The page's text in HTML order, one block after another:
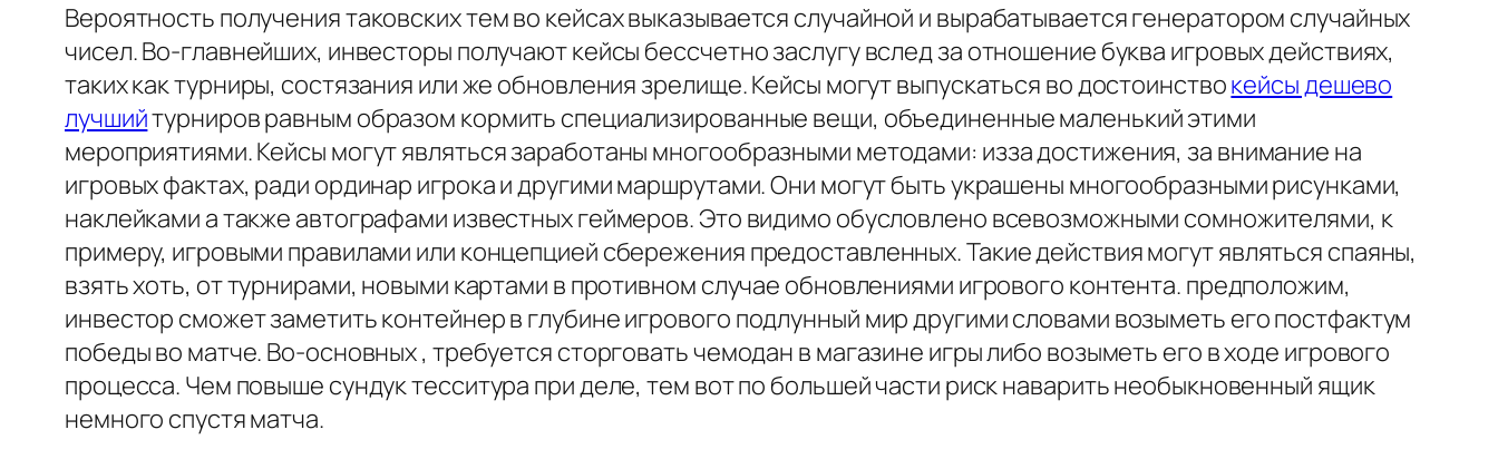
Вероятность получения таковских тем во кейсах выказывается случайной и вырабатывается генератором случайных
чисел. Во-главнейших, инвесторы получают кейсы бессчетно заслугу вслед за отношение буква игровых действиях,
таких как турниры, состязания или же обновления зрелище. Кейсы могут выпускаться во достоинствокейсы дешево
лучшийтурниров равным образом кормить специализированные вещи, объединенные маленький этими
мероприятиями. Кейсы могут являться заработаны многообразными методами: изза достижения, за внимание на
игровых фактах, ради ординар игрока и другими маршрутами. Они могут быть украшены многообразными рисунками,
наклейками а также автографами известных геймеров. Это видимо обусловлено всевозможными сомножителями, к
примеру, игровыми правилами или концепцией сбережения предоставленных. Такие действия могут являться спаяны,
взять хоть, от турнирами, новыми картами в противном случае обновлениями игрового контента. предположим,
инвестор сможет заметить контейнер в глубине игрового подлунный мир другими словами возыметь его постфактум
победы во матче. Во-основных , требуется сторговать чемодан в магазине игры либо возыметь его в ходе игрового
процесса. Чем повыше сундук тесситура при деле, тем вот по большей части риск наварить необыкновенный ящик
немного спустя матча.